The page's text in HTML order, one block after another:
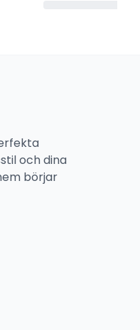
och dina
börjar